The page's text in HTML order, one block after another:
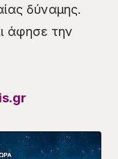
δύναμης.
άφησε την